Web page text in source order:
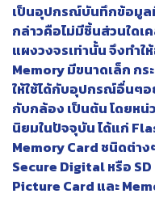
เป็นอุปกรณ์บันทึกข้อมูล
กล่าวคือไม่มีชิ้นส่วนใดเ
แผงวงจรเท่านั้น จึงทำ
Memory มีขนาดเล็ก ก
ให้ใช้ได้กับอุปกรณ์อื่นๆอ
กับกล้อง เป็นต้น โดยห
นิยมในปัจจุบัน ได้แก่
Memory Card ชนิดต่าง
Secure Digital หรือ SD
Picture Card และ